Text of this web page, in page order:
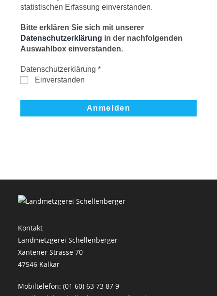
statistischen Erfassung einverstanden.
Bitte erklären Sie sich mit unserer
Datenschutzerklärung in der nachfolgenden
Auswahlbox einverstanden.
Datenschutzerklärung*
Einverstanden
Kontakt
Landmetzgerei Schellenberger
Xantener Strasse 70
47546 Kalkar
Mobiltelefon: (01 60) 63 73 87 9